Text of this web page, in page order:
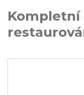
Kompletní